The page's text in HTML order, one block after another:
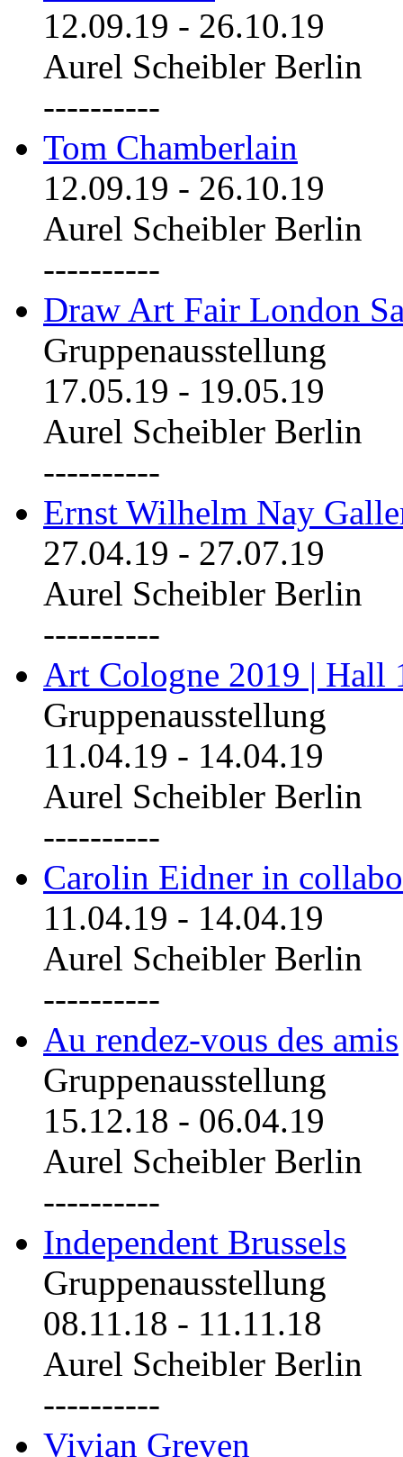
12.09.19 - 26.10.19
Aurel Scheibler Berlin
----------
Tom Chamberlain
12.09.19 - 26.10.19
Aurel Scheibler Berlin
----------
Draw Art Fair London
Gruppenausstellung
17.05.19 - 19.05.19
Aurel Scheibler Berlin
----------
Ernst Wilhelm Nay
27.04.19 - 27.07.19
Aurel Scheibler Berlin
----------
Art Cologne 2019 | Hall
Gruppenausstellung
11.04.19 - 14.04.19
Aurel Scheibler Berlin
----------
Carolin Eidner in
11.04.19 - 14.04.19
Aurel Scheibler Berlin
----------
Au rendez-vous des amis
Gruppenausstellung
15.12.18 - 06.04.19
Aurel Scheibler Berlin
----------
Independent Brussels
Gruppenausstellung
08.11.18 - 11.11.18
Aurel Scheibler Berlin
----------
Vivian Greven